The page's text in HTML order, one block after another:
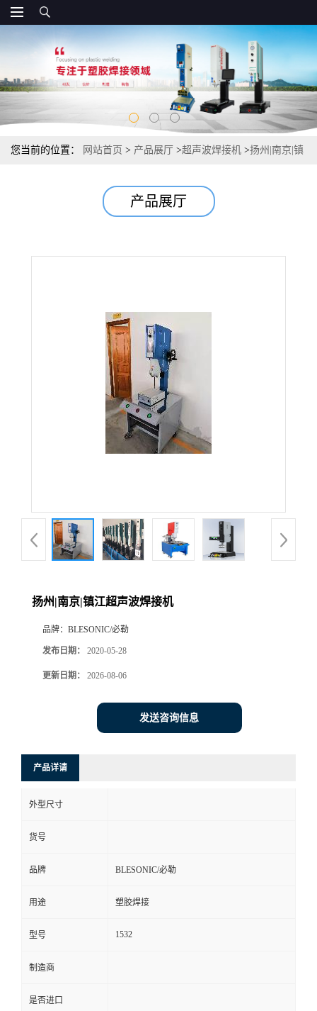
您当前的位置： 网站首页 > 产品展厅 >超声波焊接机 >扬州|南京|镇
产品展厅
扬州|南京|镇江超声波焊接机
品牌： BLESONIC/必勒
发布日期： 2020-05-28
更新日期： 2026-08-06
发送咨询信息
产品详请
外型尺寸
货号
品牌 BLESONIC/必勒
用途 塑胶焊接
型号 1532
制造商
是否进口